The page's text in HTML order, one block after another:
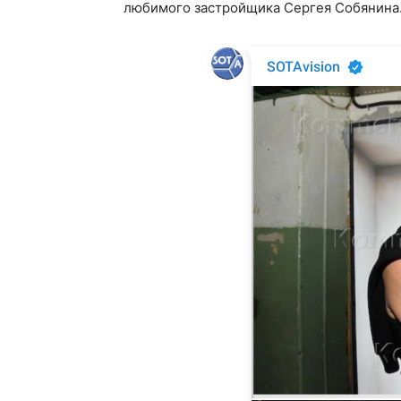
любимого застройщика Сергея